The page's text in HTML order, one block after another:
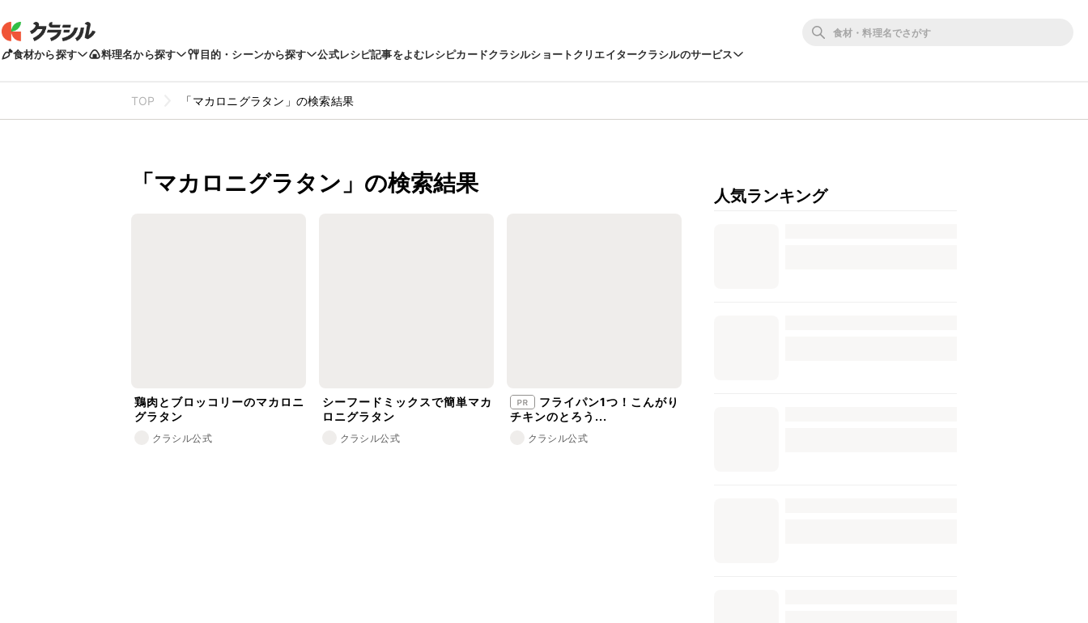
食材から探す 料理名から探す 目的・シーンから探す 公式レシピ記事をよむレシピカードクラシルショートクリエイタークラシルのサービス
TOP 「マカロニグラタン」の検索結果
「マカロニグラタン」の検索結果
鶏肉とブロッコリーのマカロニ
グラタン
クラシル公式
シーフードミックスで簡単マカ
ロニグラタン
クラシル公式
フライパン1つ！こんがり
チキンのとろう...
クラシル公式
人気ランキング